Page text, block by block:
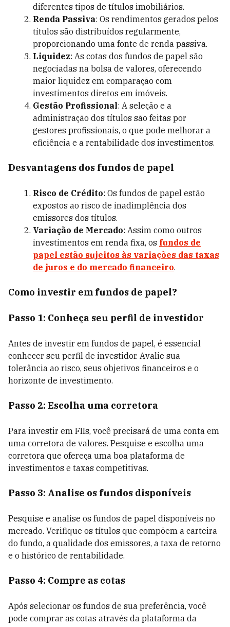
diferentes tipos de títulos imobiliários.
Renda Passiva: Os rendimentos gerados pelos
títulos são distribuídos regularmente,
proporcionando uma fonte de renda passiva.
Liquidez: As cotas dos fundos de papel são
negociadas na bolsa de valores, oferecendo
maior liquidez em comparação com
investimentos diretos em imóveis.
Gestão Profissional: A seleção e a
administração dos títulos são feitas por
gestores profissionais, o que pode melhorar a
eficiência e a rentabilidade dos investimentos.
Desvantagens dos fundos de papel
Risco de Crédito: Os fundos de papel estão
expostos ao risco de inadimplência dos
emissores dos títulos.
Variação de Mercado: Assim como outros
investimentos em renda fixa, os fundos de
papel estão sujeitos às variações das taxas
de juros e do mercado financeiro.
Como investir em fundos de papel?
Passo 1: Conheça seu perfil de investidor
Antes de investir em fundos de papel, é essencial
conhecer seu perfil de investidor. Avalie sua
tolerância ao risco, seus objetivos financeiros e o
horizonte de investimento.
Passo 2: Escolha uma corretora
Para investir em FIIs, você precisará de uma conta em
uma corretora de valores. Pesquise e escolha uma
corretora que ofereça uma boa plataforma de
investimentos e taxas competitivas.
Passo 3: Analise os fundos disponíveis
Pesquise e analise os fundos de papel disponíveis no
mercado. Verifique os títulos que compõem a carteira
do fundo, a qualidade dos emissores, a taxa de retorno
e o histórico de rentabilidade.
Passo 4: Compre as cotas
Após selecionar os fundos de sua preferência, você
pode comprar as cotas através da plataforma da